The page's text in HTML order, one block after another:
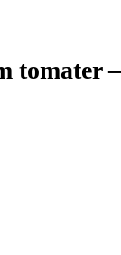
tomater